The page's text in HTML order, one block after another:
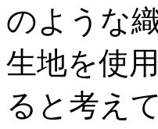
のような
生地を使
ると考え